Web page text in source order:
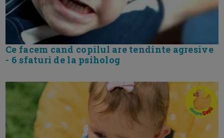
Ce facem cand copilul are tendinte agresive
- 6 sfaturi de la psiholog